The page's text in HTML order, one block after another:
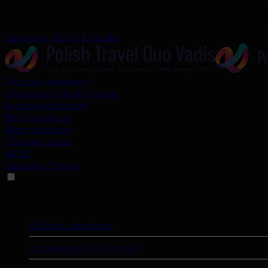
Zapytaj o ofertę Kontakt
Podróże służbowe
Organizacja konferencji
Rezerwacja hoteli
Bilety lotnicze
Bilety kolejowe
Ubezpieczenia
MICE
Incentive Travel
Podróże służbowe
Organizacja konferencji